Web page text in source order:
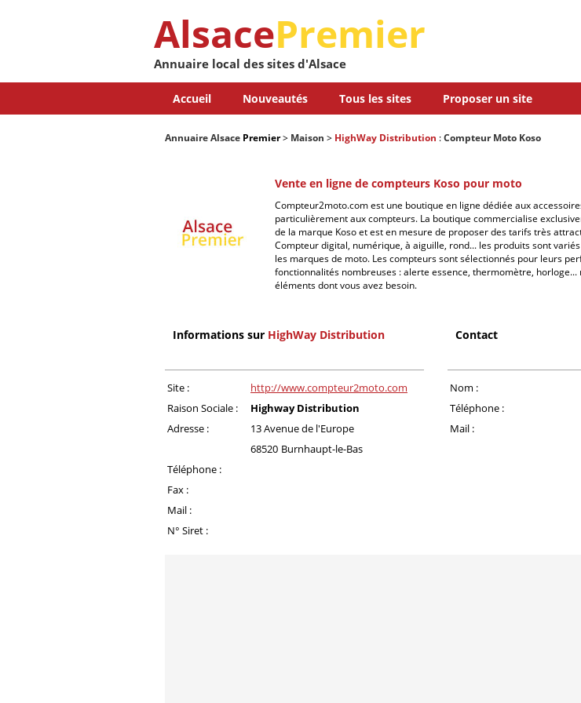
AlsacePremier
Annuaire local des sites d'Alsace
Accueil Nouveautés Tous les sites Proposer un site
Annuaire Alsace Premier> Maison > HighWay Distribution :Compteur Moto Koso
Vente en ligne de compteurs Koso pour moto
Compteur2moto.com est une boutique en ligne dédiée aux
particulièrement aux compteurs. La boutique commercialise
de la marque Koso et est en mesure de proposer des tarifs très
Compteur digital, numérique, à aiguille, rond... les produits sont
les marques de moto. Les compteurs sont sélectionnés pour leurs
fonctionnalités nombreuses : alerte essence, thermomètre, horloge...
éléments dont vous avez besoin.
Informations sur HighWay Distribution Contact
Site :
http://www.compteur2moto.com
Raison Sociale :
Highway Distribution
Adresse :
13 Avenue de l'Europe
68520 Burnhaupt-le-Bas
Téléphone :
Fax :
Mail :
N° Siret :
Nom :
Téléphone :
Mail :